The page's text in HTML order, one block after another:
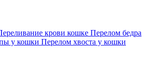
крови кошке Перелом бедра
у кошки Перелом хвоста у кошки